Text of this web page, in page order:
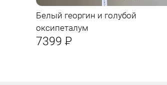
Белый георгин и голубой
оксипеталум
7399 Р